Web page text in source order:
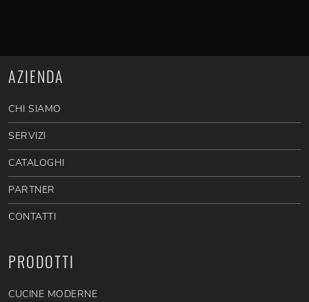
AZIENDA
CHI SIAMO
SERVIZI
CATALOGHI
PARTNER
CONTATTI
PRODOTTI
CUCINE MODERNE